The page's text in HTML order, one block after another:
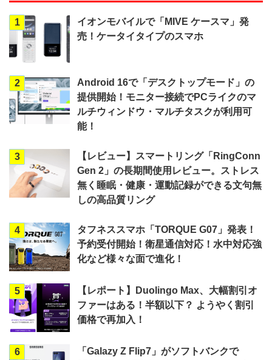
1
イオンモバイルで「MIVE ケースマ」発
売！ケータイタイプのスマホ
2
Android 16で「デスクトップモード」の
提供開始！モニター接続でPCライクのマ
ルチウィンドウ・マルチタスクが利用可
能！
3
【レビュー】スマートリング「RingConn
Gen 2」の長期間使用レビュー。ストレス
無く睡眠・健康・運動記録ができる文句無
しの高品質リング
4
タフネススマホ「TORQUE G07」発表！
予約受付開始！衛星通信対応！水中対応強
化など様々な面で進化！
5
【レポート】Duolingo Max、大幅割引オ
ファーはある！半額以下？ ようやく割引
価格で再加入！
6
「Galazy Z Flip7」がソフトバンクで